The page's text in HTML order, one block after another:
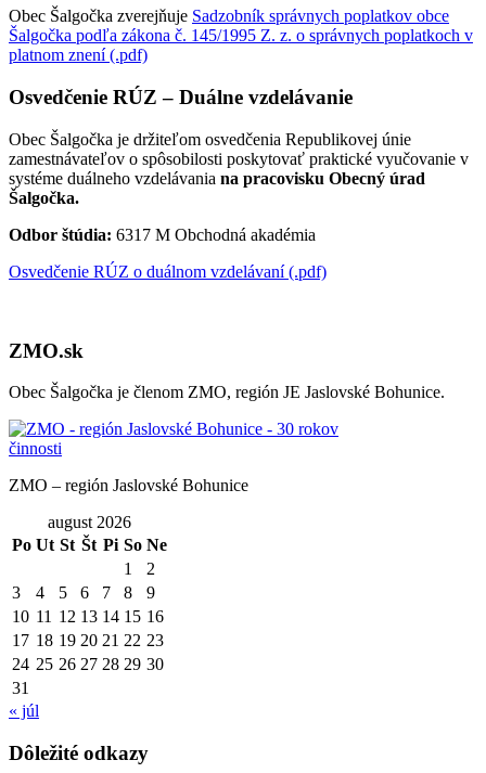
Obec Šalgočka zverejňuje Sadzobník správnych poplatkov obce
Šalgočka podľa zákona č. 145/1995 Z. z. o správnych poplatkoch v
platnom znení (.pdf)
Osvedčenie RÚZ – Duálne vzdelávanie
Obec Šalgočka je držiteľom osvedčenia Republikovej únie
zamestnávateľov o spôsobilosti poskytovať praktické vyučovanie v
systéme duálneho vzdelávania na pracovisku Obecný úrad
Šalgočka.
Odbor štúdia: 6317 M Obchodná akadémia
Osvedčenie RÚZ o duálnom vzdelávaní (.pdf)
ZMO.sk
Obec Šalgočka je členom ZMO, región JE Jaslovské Bohunice.
ZMO – región Jaslovské Bohunice
august 2026
Po Ut St Št Pi So Ne
1
2
3
4 5 6 7 8
9
10 11 12 13 14 15 16
17 18 19 20 21 22 23
24 25 26 27 28 29 30
31
« júl
Dôležité odkazy